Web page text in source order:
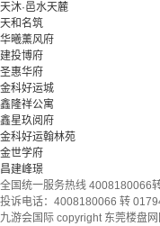
天沐·邑水天麓
天和名筑
华曦薰风府
建投博府
圣惠华府
金科好运城
鑫隆祥公寓
鑫星玖阅府
金科好运翰林苑
金世学府
昌建峰璟
全国统一服务热线 4008180066
投诉电话：4008180066 转
九游会国际 copyright 东莞楼盘